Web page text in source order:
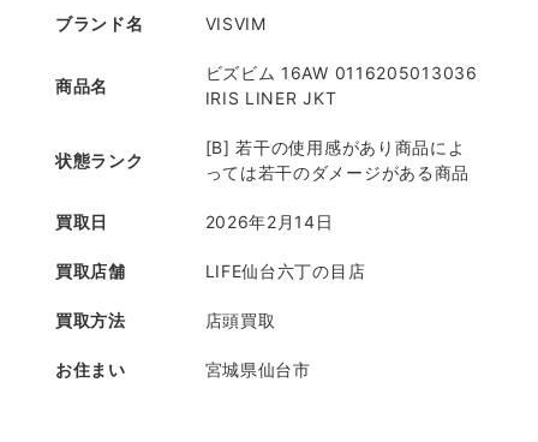
ブランド名 VISVIM
商品名
ビズビム 16AW 0116205013036
IRIS LINER JKT
状態ランク
[B] 若干の使用感があり商品によ
っては若干のダメージがある商品
買取日 2026年2月14日
買取店舗 LIFE仙台六丁の目店
買取方法 店頭買取
お住まい 宮城県仙台市